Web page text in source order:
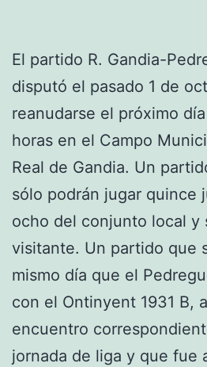
El partido R. Gandia-
disputó el pasado 1 de
reanudarse el próximo día
horas en el Campo
Real de Gandia. Un
sólo podrán jugar quince
ocho del conjunto local y
visitante. Un partido que
mismo día que el
con el Ontinyent 1931 B,
encuentro
jornada de liga y que fue